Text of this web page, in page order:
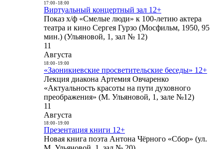
17:00- 18:00
Виртуальный концертный зал 12+
Показ х/ф «Смелые люди» к 100-летию актера
театра и кино Сергея Гурзо (Мосфильм, 1950, 95
мин.) (Ульяновой, 1, зал № 12)
11
Августа
18:00- 19:00
«Заоникиевские просветительские беседы» 12+
Лекция диакона Артемия Овчаренко
«Актуальность красоты на пути духовного
преображения» (М. Ульяновой, 1, зале №12)
11
Августа
18:00- 19:00
Презентация книги 12+
Новая книга поэта Антона Чёрного «Сбор» (ул.